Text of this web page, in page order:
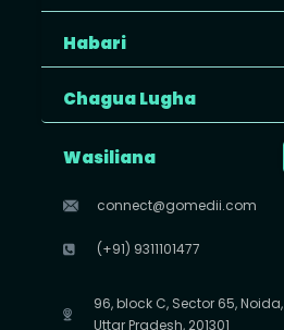
Habari
Chagua Lugha
Wasiliana
connect@gomedii.com
(+91) 9311101477
96, block C, Sector 65, Noida,
Uttar Pradesh, 201301